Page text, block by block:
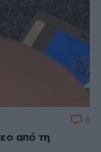
από τη
6